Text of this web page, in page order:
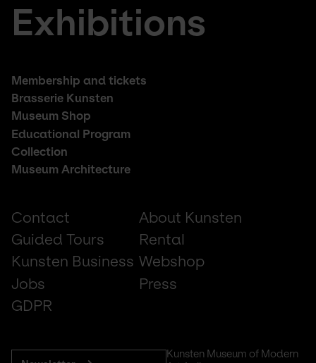
Exhibitions
Footer
middle
Membership and tickets
Brasserie Kunsten
Museum Shop
Educational Program
Collection
Museum Architecture
Footer
Contact
About Kunsten
Guided Tours
Rental
Kunsten Business Webshop
Jobs
Press
GDPR
Kunsten Museum of Modern
Subscribe